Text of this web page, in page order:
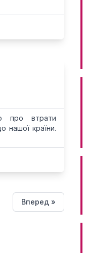
про втрати
нашої країни.
Вперед »